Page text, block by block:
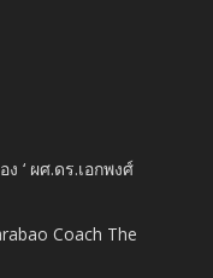
‘ ผศ.ดร.เอกพงศ์
Coach The